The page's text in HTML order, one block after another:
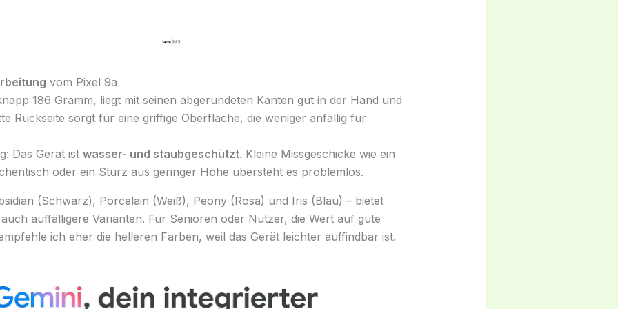
vom Pixel 9a
186 Gramm, liegt mit seinen abgerundeten Kanten gut in der Hand und
Rückseite sorgt für eine griffige Oberfläche, die weniger anfällig für
Das Gerät ist wasser- und staubgeschützt. Kleine Missgeschicke wie ein
oder ein Sturz aus geringer Höhe übersteht es problemlos.
(Schwarz), Porcelain (Weiß), Peony (Rosa) und Iris (Blau) – bietet
auffälligere Varianten. Für Senioren oder Nutzer, die Wert auf gute
ich eher die helleren Farben, weil das Gerät leichter auffindbar ist.